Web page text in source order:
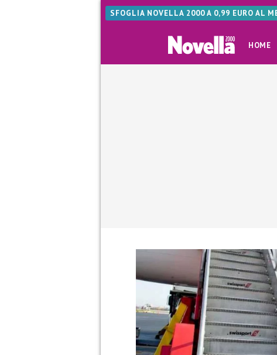
SFOGLIA NOVELLA 2000 A 0,99 EURO AL
HOME